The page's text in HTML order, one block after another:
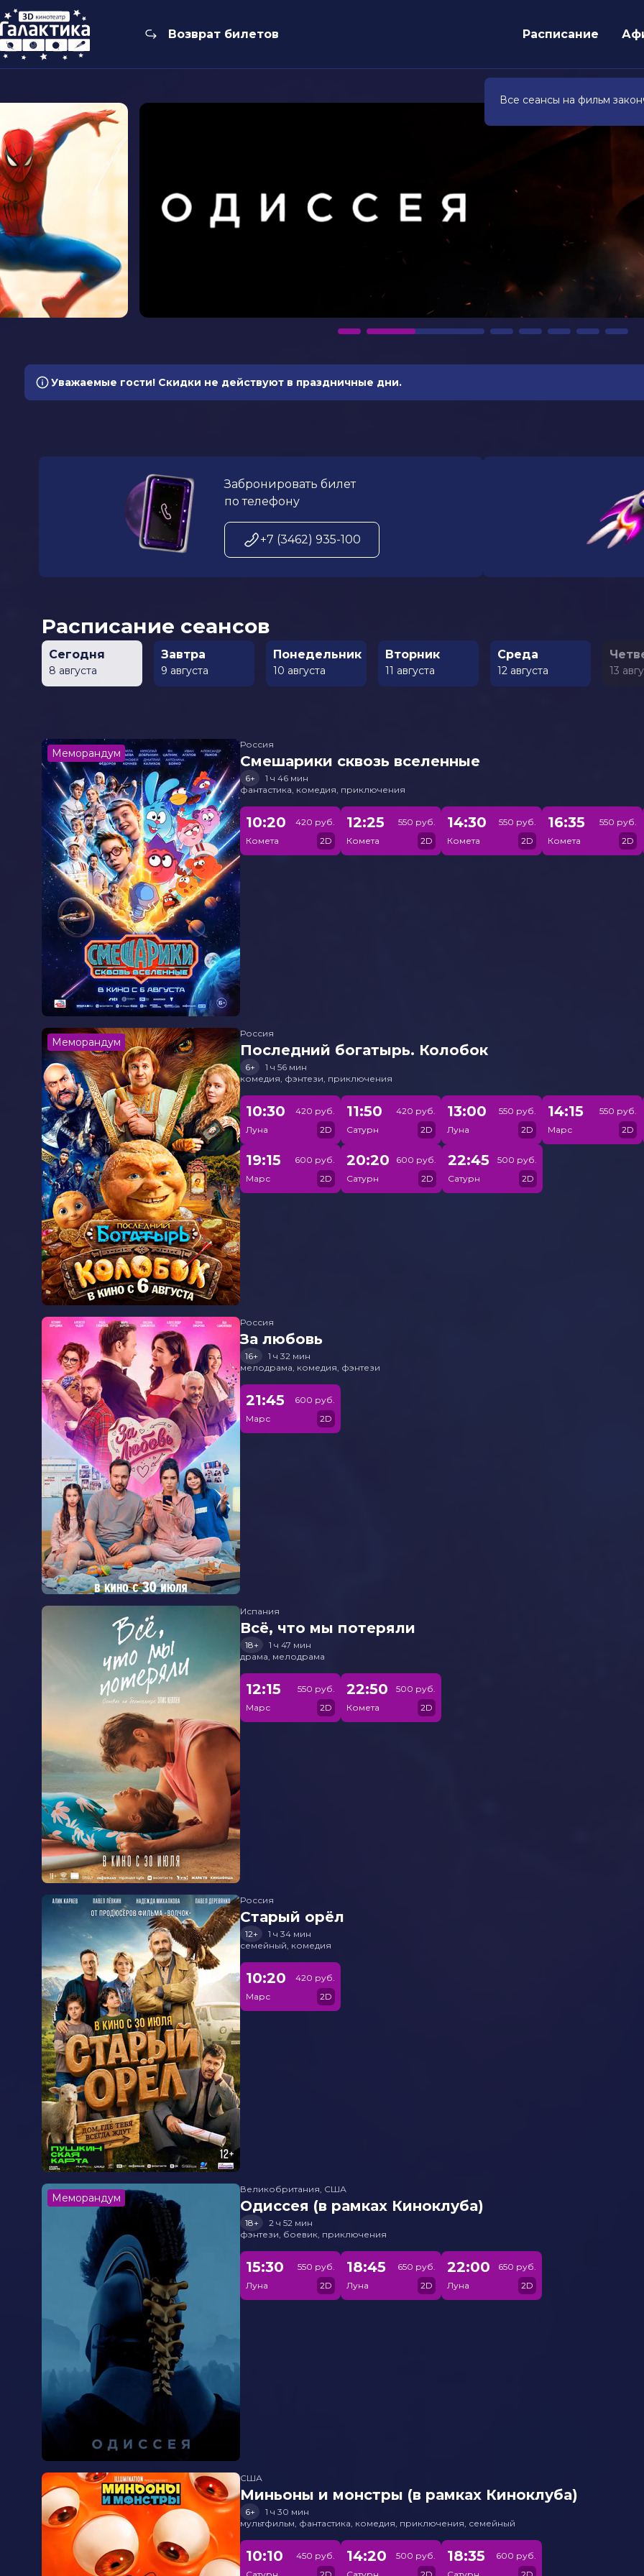
Возврат билетов Расписание
Уважаемые гости! Скидки не действуют в праздничные дни.
Забронировать билет
по телефону
+7 (3462) 935-100
Расписание сеансов
Сегодня
8 августа
Завтра
9 августа
Понедельник
10 августа
Вторник
11 августа
Среда
12 августа 13
Меморандум
Россия
Смешарики сквозь вселенные
6+
1 ч 46 мин
фантастика, комедия, приключения
10:20
Комета
420 руб.
2D
12:25
Комета
550 руб.
2D
14:30
Комета
550 руб.
2D
16:35
Комета
550 руб.
2D
Меморандум
Россия
Последний богатырь. Колобок
6+
1 ч 56 мин
комедия, фэнтези, приключения
10:30
Луна
420 руб.
2D
11:50
Сатурн
420 руб.
2D
13:00
Луна
550 руб.
2D
14:15
Марс
550 руб.
2D
19:15
Марс
600 руб.
2D
20:20
Сатурн
600 руб.
2D
22:45
Сатурн
500 руб.
2D
Россия
За любовь
16+
1 ч 32 мин
мелодрама, комедия, фэнтези
21:45
Марс
600 руб.
2D
Испания
Всё, что мы потеряли
18+
1 ч 47 мин
драма, мелодрама
12:15
Марс
550 руб.
2D
22:50
Комета
500 руб.
2D
Россия
Старый орёл
12+
1 ч 34 мин
семейный, комедия
10:20
Марс
420 руб.
2D
Меморандум
Великобритания, США
Одиссея (в рамках Киноклуба)
18+
2 ч 52 мин
фэнтези, боевик, приключения
15:30
Луна
550 руб.
2D
18:45
Луна
650 руб.
2D
22:00
Луна
650 руб.
2D
США
Миньоны и монстры (в рамках Киноклуба)
6+
1 ч 30 мин
мультфильм, фантастика, комедия, приключения, семейный
10:10
450 руб.
14:20
500 руб.
18:35
600 руб.
Все сеансы на фильм